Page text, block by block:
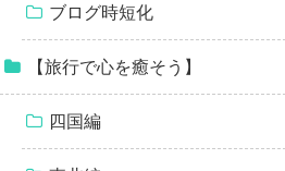
ブログ時短化
【旅行で心を癒そう】
四国編